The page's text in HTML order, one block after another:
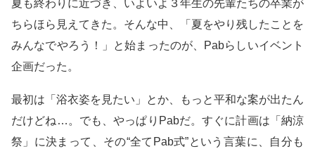
夏も終わりに近づき、いよいよ３年生の先輩たちの卒業が
ちらほら見えてきた。そんな中、「夏をやり残したことを
みんなでやろう！」と始まったのが、Pabらしいイベント
企画だった。
最初は「浴衣姿を見たい」とか、もっと平和な案が出たん
だけどね…。でも、やっぱりPabだ。すぐに計画は「納涼
祭」に決まって、その“全てPab式”という言葉に、自分も